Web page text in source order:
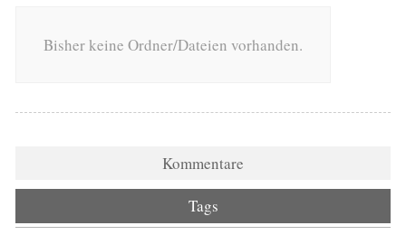
Bisher keine Ordner/Dateien vorhanden.
Kommentare
Tags